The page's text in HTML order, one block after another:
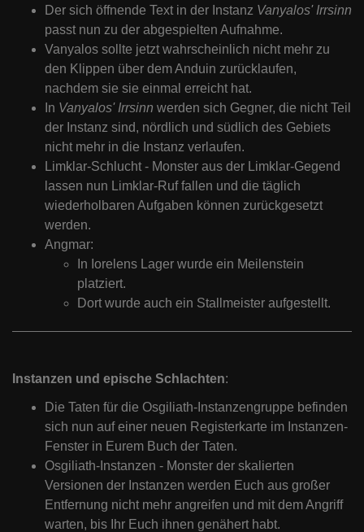
Der sich öffnende Text in der Instanz Vanyalos' Irrsinn
passt nun zu der abgespielten Aufnahme.
Vanyalos sollte jetzt wahrscheinlich nicht mehr zu
den Klippen über dem Anduin zurücklaufen,
nachdem sie sie einmal erreicht hat.
In Vanyalos' Irrsinn werden sich Gegner, die nicht Teil
der Instanz sind, nördlich und südlich des Gebiets
nicht mehr in die Instanz verlaufen.
Limklar-Schlucht - Monster aus der Limklar-Gegend
lassen nun Limklar-Ruf fallen und die täglich
wiederholbaren Aufgaben können zurückgesetzt
werden.
Angmar:
In Iorelens Lager wurde ein Meilenstein
platziert.
Dort wurde auch ein Stallmeister aufgestellt.
Instanzen und epische Schlachten:
Die Taten für die Osgiliath-Instanzengruppe befinden
sich nun auf einer neuen Registerkarte im Instanzen-
Fenster in Eurem Buch der Taten.
Osgiliath-Instanzen - Monster der skalierten
Versionen der Instanzen werden Euch aus großer
Entfernung nicht mehr angreifen und mit dem Angriff
warten, bis Ihr Euch ihnen genähert habt.